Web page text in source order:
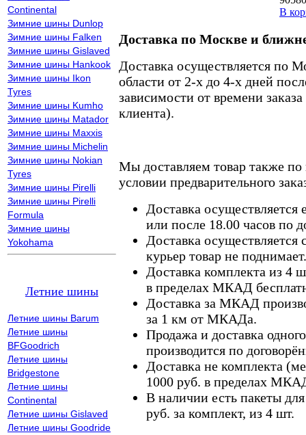
Continental
Зимние шины Dunlop
Зимние шины Falken
Зимние шины Gislaved
Зимние шины Hankook
Зимние шины Ikon
Tyres
Зимние шины Kumho
Зимние шины Matador
Зимние шины Maxxis
Зимние шины Michelin
Зимние шины Nokian
Tyres
Зимние шины Pirelli
Зимние шины Pirelli
Formula
Зимние шины
Yokohama
Летние шины
Летние шины Barum
Летние шины
BFGoodrich
Летние шины
Bridgestone
Летние шины
Continental
Летние шины Gislaved
Летние шины Goodride
В
Доставка по Москве и
Доставка осуществляется по
области от 2-х до 4-х дней
зависимости от времени
клиента).
Мы доставляем товар также
условии предварительного
Доставка осуществляется
или после 18.00 часов по
Доставка осуществляется
курьер товар не поднимает.
Доставка комплекта из 4
в пределах МКАД
Доставка за МКАД
за 1 км от МКАДа.
Продажа и доставка
производится по
Доставка не комплекта
1000 руб. в пределах
В наличии есть пакеты
руб. за комплект, из 4 шт.